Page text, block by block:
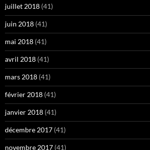
juillet 2018 (41)
juin 2018 (41)
mai 2018 (41)
avril 2018 (41)
mars 2018 (41)
février 2018 (41)
janvier 2018 (41)
décembre 2017 (41)
novembre 2017 (41)